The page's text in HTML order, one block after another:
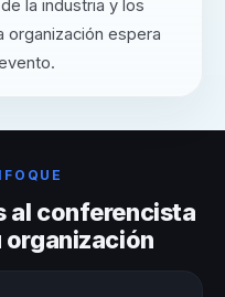
la industria y los
organización espera
al conferencista
organización